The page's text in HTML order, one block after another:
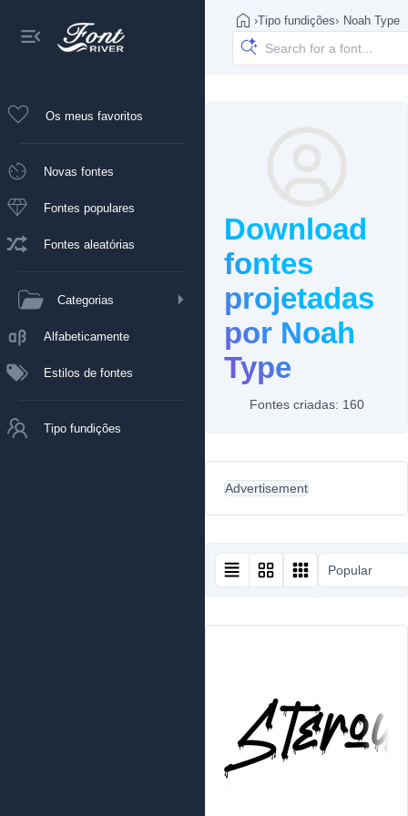
Os meus favoritos
Novas fontes
Fontes populares
Fontes aleatórias
Categorias
Alfabeticamente
Estilos de fontes
Tipo fundições
›Tipo fundições› Noah Type
Download
fontes
projetadas
por Noah
Type
Fontes criadas: 160
Advertisement
Popular